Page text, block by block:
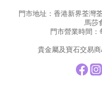
門市地址：香港新界荃灣
馬莎
門市營業時間
貴金屬及寶石交易